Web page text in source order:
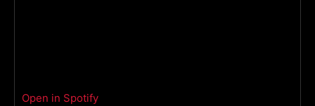
Open in Spotify